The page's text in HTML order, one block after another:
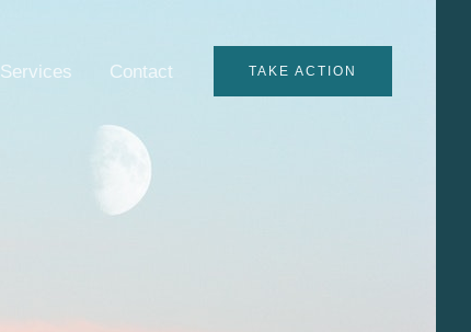
Services Contact TAKE ACTION